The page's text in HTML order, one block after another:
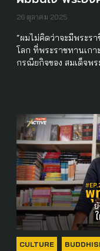
26 ตุลาคม 2025
“ผมไม่คิดว่าจะมีพระร
โลก ที่พระราชทานเกา
กรณียกิจของ สมเด็จพ
CULTURE